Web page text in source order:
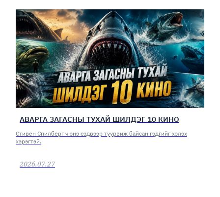
АВАРГА ЗАГАСНЫ ТУХАЙ ШИЛДЭГ 10 КИНО
Стивен Спилберг ч энэ сэдвээр туурвиж байсан гэдгийг хэлэх
хэрэгтэй.
2026.07.27